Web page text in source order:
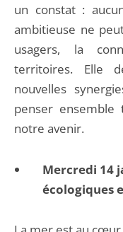
un constat :
ambitieuse ne
usagers, la
territoires. Elle
nouvelles
penser ensemble
notre avenir.
Mercredi 14
écologiques